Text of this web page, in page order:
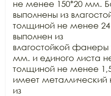
не менее 150*20 мм.
выполнены из
толщиной не менее
выполнен из
влагостойкой
мм. и единого листа
толщиной не менее
имеет
из